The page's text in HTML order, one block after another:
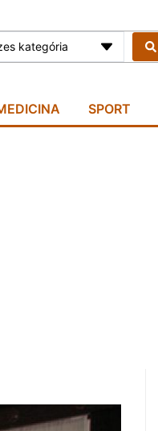
kategória
SPORT